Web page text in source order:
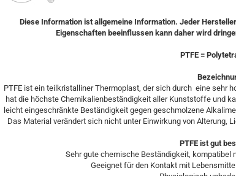
Diese Information ist allgemeine Information. Jeder
Eigenschaften beeinflussen kann daher wird
PTFE =
PTFE ist ein teilkristalliner Thermoplast, der sich durch eine sehr
hat die höchste Chemikalienbeständigkeit aller Kunststoffe und
leicht eingeschränkte Beständigkeit gegen geschmolzene
Das Material verändert sich nicht unter Einwirkung von Alterung,
PTFE ist gut
Sehr gute chemische Beständigkeit,
Geeignet für den Kontakt mit